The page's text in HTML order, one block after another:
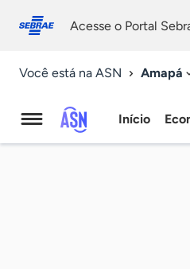
conosco
Acesse o Portal
Você está na ASN Amapá
Agência
Início